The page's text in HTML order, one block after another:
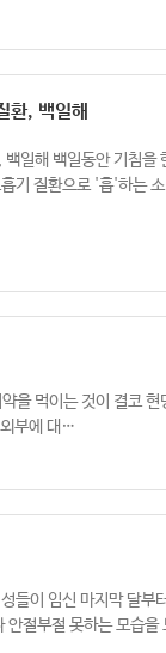
환, 백일해
백일해 백일동안 기침
기 질환으로 '흡'하는
을 먹이는 것이 결코
외부에 대…
들이 임신 마지막 달
안절부절 못하는 모습